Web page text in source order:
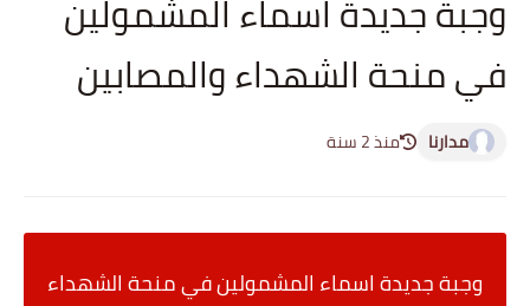
وجبة جديدة اسماء المشمولين
في منحة الشهداء والمصابين
مدارنا منذ 2 سنة
وجبة جديدة اسماء المشمولين في منحة الشهداء